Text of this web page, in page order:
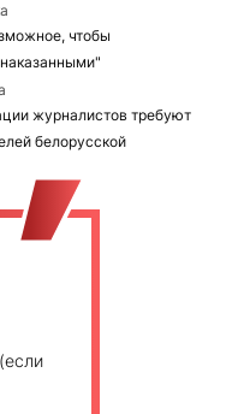
чтобы
журналистов требуют
белорусской